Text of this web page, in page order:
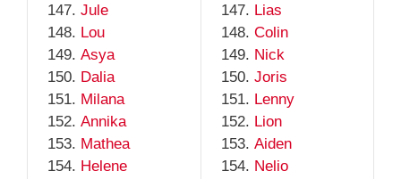
Jule
Lou
Asya
Dalia
Milana
Annika
Mathea
Helene
Lias
Colin
Nick
Joris
Lenny
Lion
Aiden
Nelio